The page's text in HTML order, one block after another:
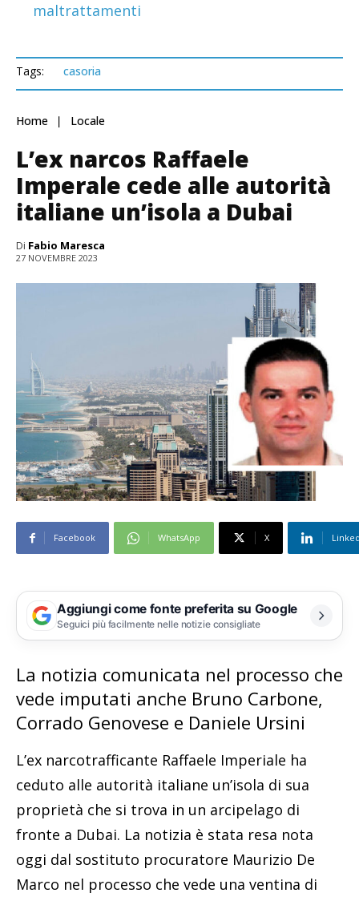
maltrattamenti
Tags: casoria
Home Locale
L’ex narcos Raffaele
Imperale cede alle autorità
italiane un’isola a Dubai
Di Fabio Maresca
27 NOVEMBRE 2023
Facebook WhatsApp X
Aggiungi come fonte preferita su Google
Seguici più facilmente nelle notizie consigliate
La notizia comunicata nel processo che
vede imputati anche Bruno Carbone,
Corrado Genovese e Daniele Ursini
L’ex narcotrafficante Raffaele Imperiale ha
ceduto alle autorità italiane un’isola di sua
proprietà che si trova in un arcipelago di
fronte a Dubai. La notizia è stata resa nota
oggi dal sostituto procuratore Maurizio De
Marco nel processo che vede una ventina di